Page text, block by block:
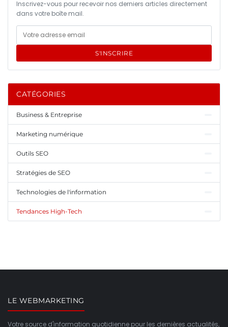
Inscrivez-vous pour recevoir nos derniers articles directement
dans votre boîte mail.
S'INSCRIRE
CATÉGORIES
Business & Entreprise
Marketing numérique
Outils SEO
Stratégies de SEO
Technologies de l'information
Tendances High-Tech
LE WEBMARKETING
Votre source d'information quotidienne pour les dernières actualités,